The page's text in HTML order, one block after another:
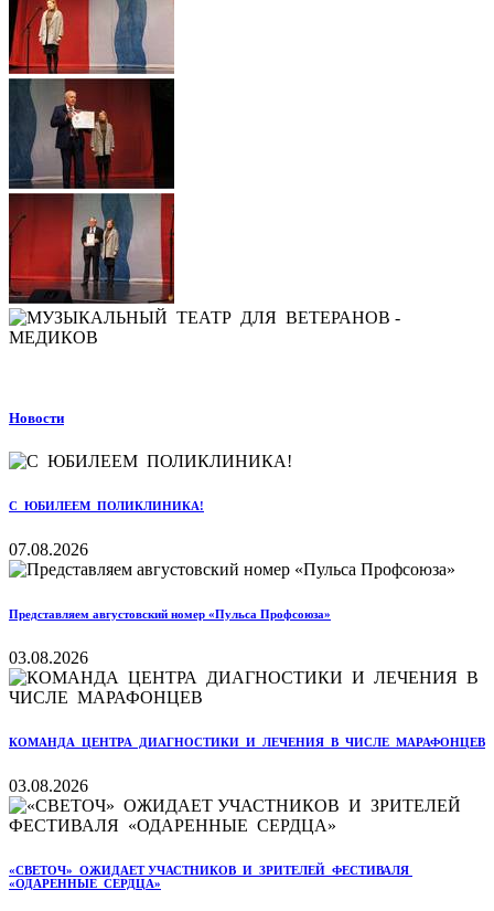
Новости
С ЮБИЛЕЕМ ПОЛИКЛИНИКА!
07.08.2026
Представляем августовский номер «Пульса Профсоюза»
03.08.2026
КОМАНДА ЦЕНТРА ДИАГНОСТИКИ И ЛЕЧЕНИЯ В ЧИСЛЕ МАРАФОНЦЕВ
03.08.2026
«СВЕТОЧ» ОЖИДАЕТ УЧАСТНИКОВ И ЗРИТЕЛЕЙ ФЕСТИВАЛЯ
«ОДАРЕННЫЕ СЕРДЦА»